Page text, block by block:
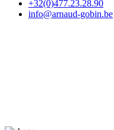
+32(0)477.23.28.90
info@arnaud-gobin.be